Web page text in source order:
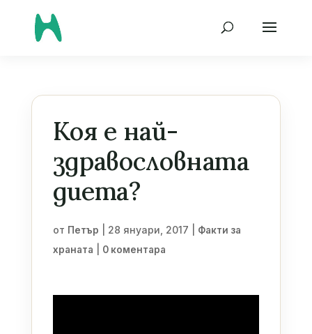
Коя е най-
здравословната
диета?
от Петър 28 януари, 2017
Факти за
храната
0 коментара